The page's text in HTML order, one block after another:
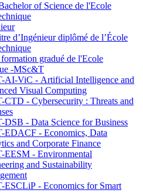
of Science de l'Ecole
d’Ingénieur diplômé de l’École
gradué de l'Ecole
-MSc&T
AI-ViC - Artificial Intelligence and
Visual Computing
CTD - Cybersecurity : Threats and
DSB - Data Science for Business
EDACF - Economics, Data
and Corporate Finance
EESM - Environmental
and Sustainability
ESCLiP - Economics for Smart